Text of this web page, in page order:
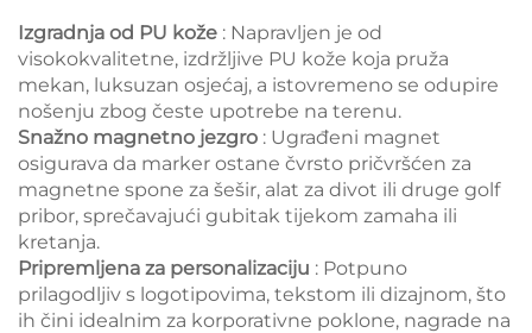
Izgradnja od PU kože : Napravljen je od
visokokvalitetne, izdržljive PU kože koja pruža
mekan, luksuzan osjećaj, a istovremeno se odupire
nošenju zbog česte upotrebe na terenu.
Snažno magnetno jezgro : Ugrađeni magnet
osigurava da marker ostane čvrsto pričvršćen za
magnetne spone za šešir, alat za divot ili druge golf
pribor, sprečavajući gubitak tijekom zamaha ili
kretanja.
Pripremljena za personalizaciju : Potpuno
prilagodljiv s logotipovima, tekstom ili dizajnom, što
ih čini idealnim za korporativne poklone, nagrade na